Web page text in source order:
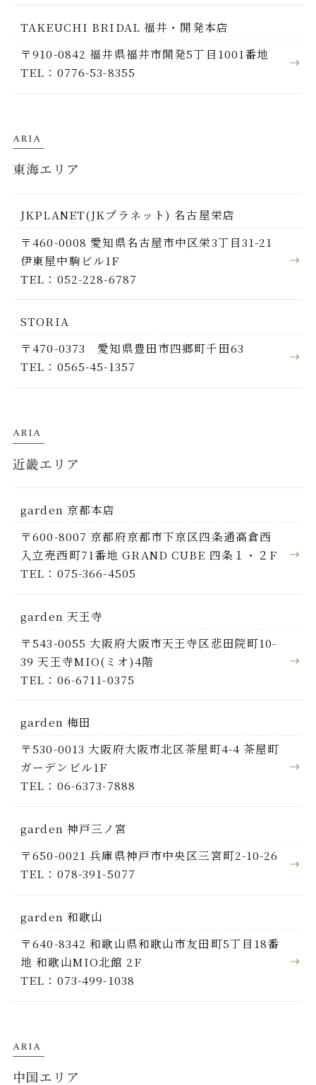
TAKEUCHI BRIDAL 福井・開発本店
〒910-0842 福井県福井市開発5丁目1001番地
TEL：0776-53-8355
ARIA
東海エリア
JKPLANET(JKプラネット) 名古屋栄店
〒460-0008 愛知県名古屋市中区栄3丁目31-21
伊東屋中駒ビル1F
TEL：052-228-6787
STORIA
〒470-0373 愛知県豊田市四郷町千田63
TEL：0565-45-1357
ARIA
近畿エリア
garden 京都本店
〒600-8007 京都府京都市下京区四条通高倉西
入立売西町71番地 GRAND CUBE 四条１・２F
TEL：075-366-4505
garden 天王寺
〒543-0055 大阪府大阪市天王寺区悲田院町10-
39 天王寺MIO(ミオ)4階
TEL：06-6711-0375
garden 梅田
〒530-0013 大阪府大阪市北区茶屋町4-4 茶屋町
ガーデンビル1F
TEL：06-6373-7888
garden 神戸三ノ宮
〒650-0021 兵庫県神戸市中央区三宮町2-10-26
TEL：078-391-5077
garden 和歌山
〒640-8342 和歌山県和歌山市友田町5丁目18番
地 和歌山MIO北館 2F
TEL：073-499-1038
ARIA
中国エリア